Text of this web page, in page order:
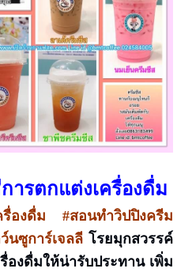
ารตกแต่งเครื่องดื่ม
รื่องดื่ม #สอนทำวิปปิงครีม
นซูการ์เจลลี โรยมุกสวรรค์
องดื่มให้น่ารับประทาน เพิ่ม